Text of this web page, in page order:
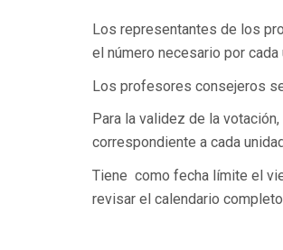
Los representantes de los
el número necesario por cada
Los profesores consejeros
Para la validez de la
correspondiente a cada
Tiene como fecha límite el
revisar el calendario